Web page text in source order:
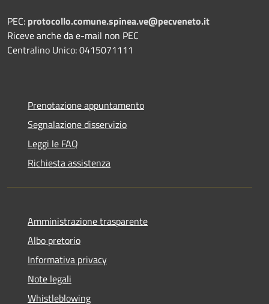
PEC: protocollo.comune.spinea.ve@pecveneto.it
Riceve anche da e-mail non PEC
Centralino Unico: 0415071111
Prenotazione appuntamento
Segnalazione disservizio
Leggi le FAQ
Richiesta assistenza
Amministrazione trasparente
Albo pretorio
Informativa privacy
Note legali
Whistleblowing